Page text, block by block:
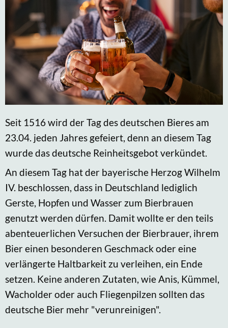
Seit 1516 wird der Tag des deutschen Bieres am
23.04. jeden Jahres gefeiert, denn an diesem Tag
wurde das deutsche Reinheitsgebot verkündet.
An diesem Tag hat der bayerische Herzog Wilhelm
IV. beschlossen, dass in Deutschland lediglich
Gerste, Hopfen und Wasser zum Bierbrauen
genutzt werden dürfen. Damit wollte er den teils
abenteuerlichen Versuchen der Bierbrauer, ihrem
Bier einen besonderen Geschmack oder eine
verlängerte Haltbarkeit zu verleihen, ein Ende
setzen. Keine anderen Zutaten, wie Anis, Kümmel,
Wacholder oder auch Fliegenpilzen sollten das
deutsche Bier mehr "verunreinigen".